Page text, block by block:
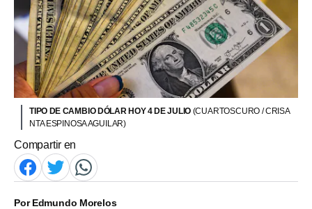
TIPO DE CAMBIO DÓLAR HOY 4 DE JULIO (CUARTOSCURO / CRISA
NTA ESPINOSA AGUILAR)
Compartir en
PorEdmundo Morelos